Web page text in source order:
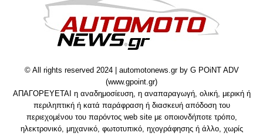
© All rights reserved 2024 | automotonews.gr by G POiNT ADV
(www.gpoint.gr)
ΑΠΑΓΟΡΕΥΕΤΑΙ η αναδημοσίευση, η αναπαραγωγή, ολική, μερική ή
περιληπτική ή κατά παράφραση ή διασκευή απόδοση του
περιεχομένου του παρόντος web site με οποιονδήποτε τρόπο,
ηλεκτρονικό, μηχανικό, φωτοτυπικό, ηχογράφησης ή άλλο, χωρίς